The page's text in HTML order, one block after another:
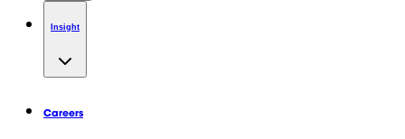
Insight
Careers